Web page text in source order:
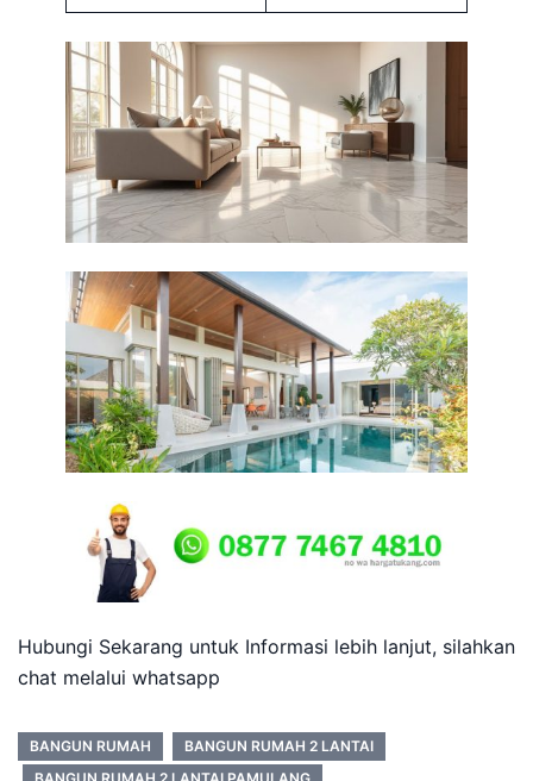
Hubungi Sekarang untuk Informasi lebih lanjut, silahkan
chat melalui whatsapp
BANGUN RUMAH
BANGUN RUMAH 2 LANTAI
BANGUN RUMAH 2 LANTAI PAMULANG